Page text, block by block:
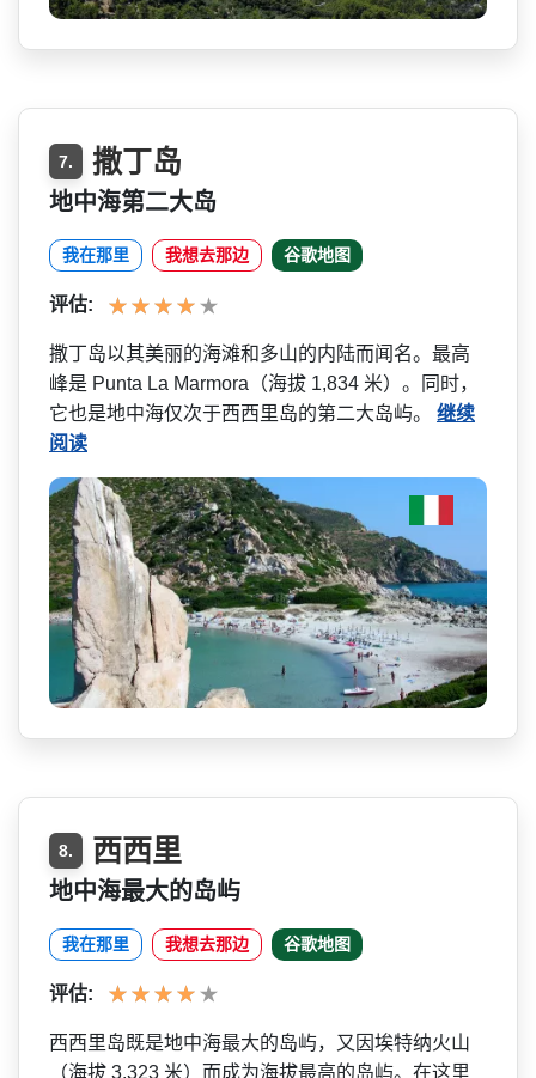
7. 撒丁岛
地中海第二大岛
我在那里 我想去那边 谷歌地图
评估:
撒丁岛以其美丽的海滩和多山­的内陆而闻名。最高
峰是 Punta La Marmora（海拔 1,834 米）。同时，
它也是地中海仅­次于西西里岛的第二大岛屿。 继续
阅读
8. 西西里
地中海最大的岛屿
我在那里 我想去那边 谷歌地图
评估:
西西里岛既是地中海最大的岛­屿，又因埃特纳火山
（海拔 3,323 米）而成为海拔最高的岛屿。­在这里